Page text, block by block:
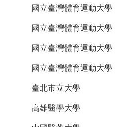
國立臺灣體育運動大學
國立臺灣體育運動大學
國立臺灣體育運動大學
國立臺灣體育運動大學
臺北市立大學
高雄醫學大學